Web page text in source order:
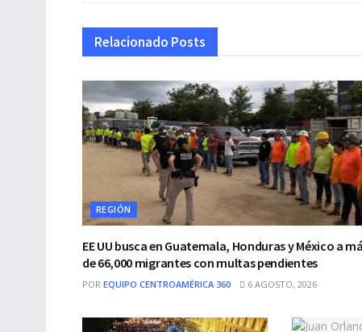
Relacionado Posts
REGIÓN
EE UU busca en Guatemala, Honduras y México a
de 66,000 migrantes con multas pendientes
POR EQUIPO CENTROAMÉRICA 360 6 AGOSTO, 2026